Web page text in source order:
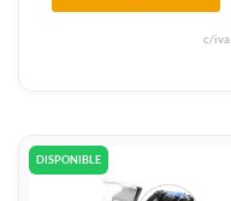
c/iva
DISPONIBLE